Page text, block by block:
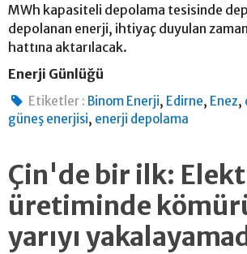
MWh kapasiteli depolama tesisinde
depolanan enerji, ihtiyaç duyulan
hattına aktarılacak.
Enerji Günlüğü
Etiketler : Binom Enerji, Edirne, Enez,
güneş enerjisi, enerji depolama
Çin'de bir ilk:
üretiminde
yarıyı